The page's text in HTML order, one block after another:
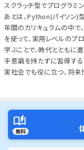
スクラッチ型でプログラミ
あとは、Python(パイソン)
年間のカリキュラムの中
を使って、実用レベルのプ
学ぶことで、時代とともに
手意識を持たずに習得す
実社会でも役に立つ、将来
無料